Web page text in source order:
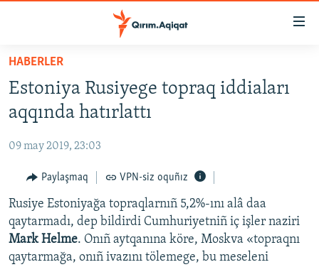
Esas
qaytmaq
Baş
navigatsiyağa
qaytmaq
qaytmaq
İQTİSADİYAT
CEMİYET
MEDENİYET
İNSAN AQLARI
VİDEO
SÜRET
HABERLER
Estoniya Rusiyege topraq iddiaları
aqqında hatırlattı
09 may 2019, 23:03
Paylaşmaq VPN-siz oquñız
Rusiye Estoniyağa topraqlarnıñ 5,2%-ını alâ daa
qaytarmadı, dep bildirdi Cumhuriyetniñ iç işler naziri
Mark Helme. Onıñ aytqanına köre, Moskva «topraqnı
qaytarmağa, onıñ ivazını tölemege, bu meseleni